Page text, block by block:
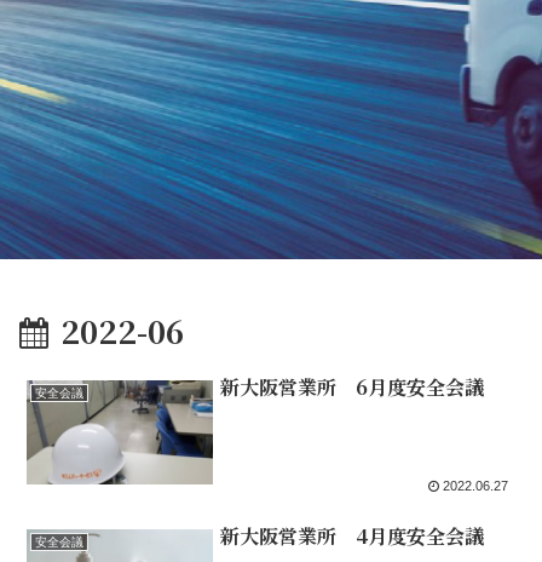
2022-06
安全会議 新大阪営業所 6月度安全会議
2022.06.27
安全会議 新大阪営業所 4月度安全会議